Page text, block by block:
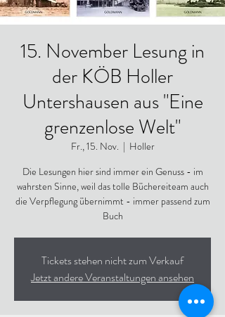
15. November Lesung in
der KÖB Holler
Untershausen aus "Eine
grenzenlose Welt"
Fr., 15. Nov.
  |
Holler
Die Lesungen hier sind immer ein Genuss - im
wahrsten Sinne, weil das tolle Büchereiteam auch
die Verpflegung übernimmt - immer passend zum
Buch
Tickets stehen nicht zum Verkauf
Jetzt andere Veranstaltungen ansehen